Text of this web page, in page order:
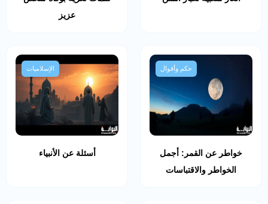
عزيز
حكم وأقوال
خواطر عن القمر: أجمل
الخواطر والاقتباسات
الإسلاميات
أسئلة عن الأنبياء